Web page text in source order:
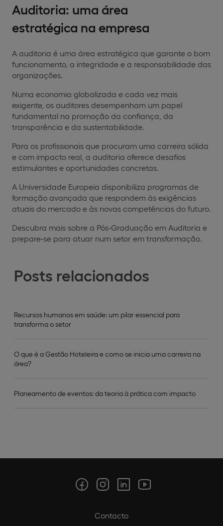
Posts relacionados
Recursos humanos em saúde: um pilar essencial para
transforma o setor
O que é a Gestão Hoteleira e como se inicia uma carreira na
área?
Planeamento de eventos: da teoria à prática com impacto
Auditoria: uma área
estratégica na empresa
A auditoria é uma área estratégica que garante o bom
funcionamento, a integridade e a responsabilidade das
organizações.
Numa economia globalizada e cada vez mais
exigente, os auditores desempenham um papel
fundamental na promoção da confiança, da
transparência e da sustentabilidade.
Para os profissionais que procuram uma carreira sólida
e com impacto real, a auditoria oferece desafios
estimulantes e oportunidades concretas.
A Universidade Europeia disponibiliza programas de
formação avançada que respondem às exigências
atuais do mercado e às novas competências do futuro.
Descubra mais sobre a Pós-Graduação em Auditoria e
prepare-se para atuar num setor em transformação.
Contacto